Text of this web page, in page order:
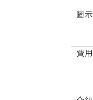
圖示
費用